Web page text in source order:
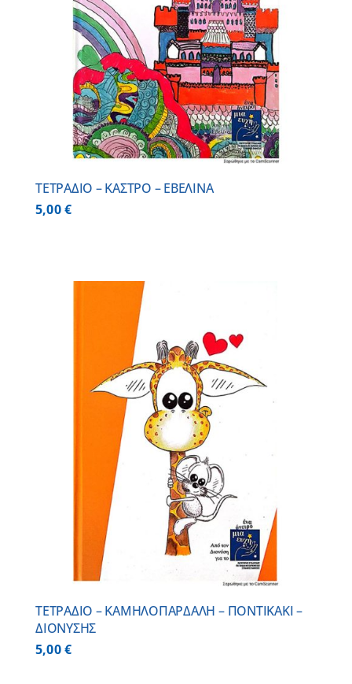
ΤΕΤΡΑΔΙΟ – ΚΑΣΤΡΟ – ΕΒΕΛΙΝΑ
5,00€
ΤΕΤΡΑΔΙΟ – ΚΑΜΗΛΟΠΑΡΔΑΛΗ – ΠΟΝΤΙΚΑΚΙ –
ΔΙΟΝΥΣΗΣ
5,00€